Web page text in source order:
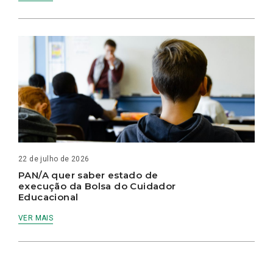
22 de julho de 2026
PAN/A quer saber estado de
execução da Bolsa do Cuidador
Educacional
VER MAIS